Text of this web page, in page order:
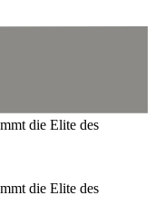
die Elite des
die Elite des